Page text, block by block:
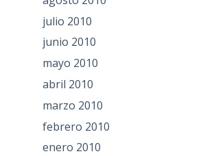
julio 2010
junio 2010
mayo 2010
abril 2010
marzo 2010
febrero 2010
enero 2010